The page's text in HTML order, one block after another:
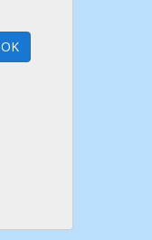
OK